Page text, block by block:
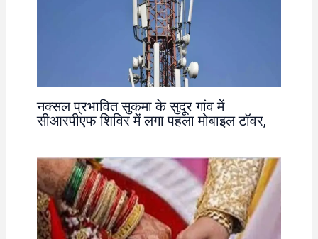
नक्सल प्रभावित सुकमा के सुदूर गांव में
सीआरपीएफ शिविर में लगा पहला मोबाइल टॉवर,